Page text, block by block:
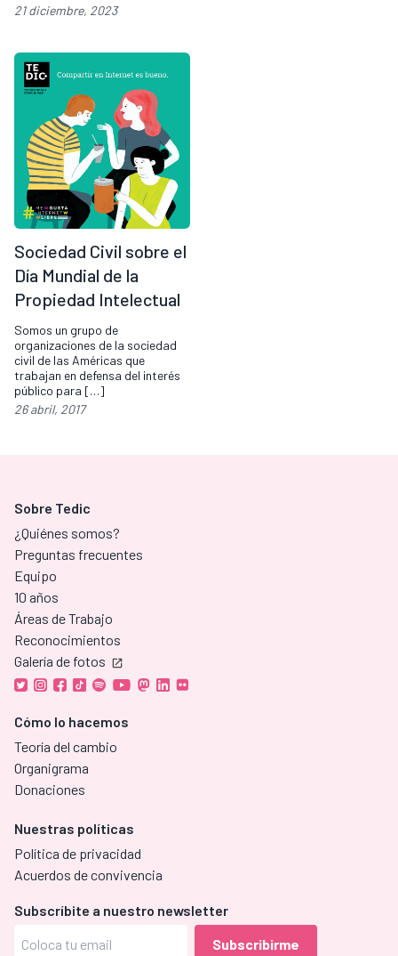
21 diciembre, 2023
Sociedad Civil sobre el
Día Mundial de la
Propiedad Intelectual
Somos un grupo de
organizaciones de la sociedad
civil de las Américas que
trabajan en defensa del interés
público para […]
26 abril, 2017
Sobre Tedic
¿Quiénes somos?
Preguntas frecuentes
Equipo
10 años
Áreas de Trabajo
Reconocimientos
Galería de fotos
Cómo lo hacemos
Teoría del cambio
Organigrama
Donaciones
Nuestras políticas
Política de privacidad
Acuerdos de convivencia
Subscríbite a nuestro newsletter